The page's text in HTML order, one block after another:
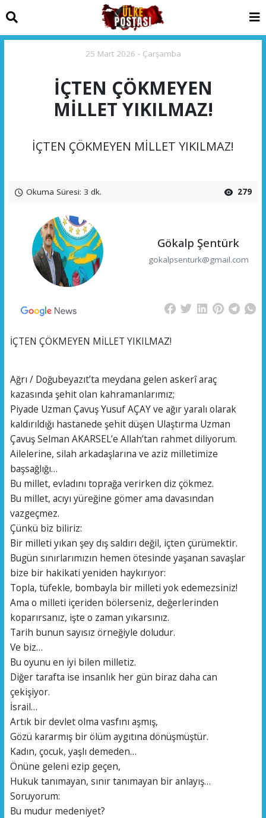
25 Mart 2026 - Çarşamba
İÇTEN ÇÖKMEYEN
MİLLET YIKILMAZ!
İÇTEN ÇÖKMEYEN MİLLET YIKILMAZ!
Okuma Süresi: 3 dk. 279
Gökalp Şentürk
gokalpsenturk@gmail.com
İÇTEN ÇÖKMEYEN MİLLET YIKILMAZ!
Ağrı / Doğubeyazıt’ta meydana gelen askerî araç
kazasında şehit olan kahramanlarımız;
Piyade Uzman Çavuş Yusuf AÇAY ve ağır yaralı olarak
kaldırıldığı hastanede şehit düşen Ulaştırma Uzman
Çavuş Selman AKARSEL’e Allah’tan rahmet diliyorum.
Ailelerine, silah arkadaşlarına ve aziz milletimize
başsağlığı…
Bu millet, evladını toprağa verirken diz çökmez.
Bu millet, acıyı yüreğine gömer ama davasından
vazgeçmez.
Çünkü biz biliriz:
Bir milleti yıkan şey dış saldırı değil, içten çürümektir.
Bugün sınırlarımızın hemen ötesinde yaşanan savaşlar
bize bir hakikati yeniden haykırıyor:
Topla, tüfekle, bombayla bir milleti yok edemezsiniz!
Ama o milleti içeriden bölerseniz, değerlerinden
koparırsanız, işte o zaman yıkarsınız.
Tarih bunun sayısız örneğiyle doludur.
Ve biz…
Bu oyunu en iyi bilen milletiz.
Diğer tarafta ise insanlık her gün biraz daha can
çekişiyor.
İsrail…
Artık bir devlet olma vasfını aşmış,
Gözü kararmış bir ölüm aygıtına dönüşmüştür.
Kadın, çocuk, yaşlı demeden…
Önüne geleni ezip geçen,
Hukuk tanımayan, sınır tanımayan bir anlayış…
Soruyorum:
Bu mudur medeniyet?